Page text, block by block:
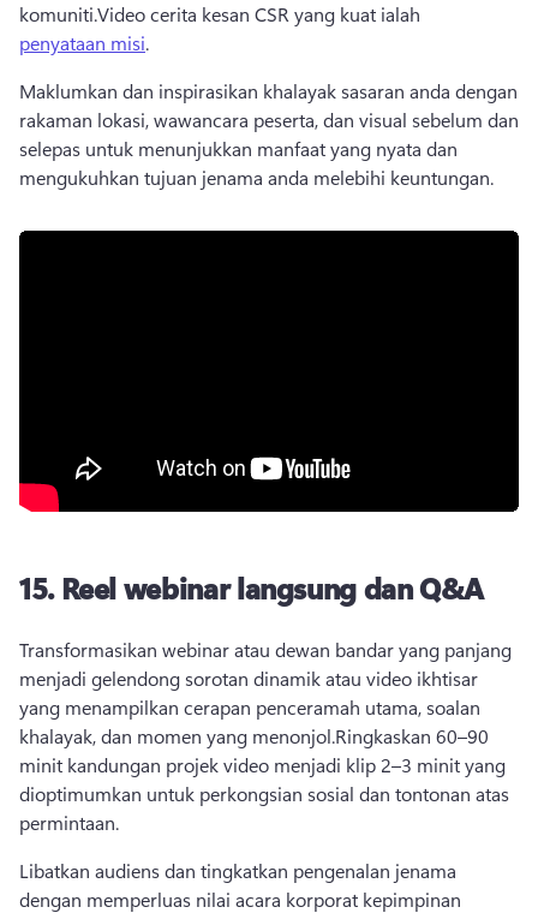
komuniti.Video cerita kesan CSR yang kuat ialah
penyataan misi.
Maklumkan dan inspirasikan khalayak sasaran anda dengan
rakaman lokasi, wawancara peserta, dan visual sebelum dan
selepas untuk menunjukkan manfaat yang nyata dan
mengukuhkan tujuan jenama anda melebihi keuntungan.
15.Reel webinar langsung dan Q&A
Transformasikan webinar atau dewan bandar yang panjang
menjadi gelendong sorotan dinamik atau video ikhtisar
yang menampilkan cerapan penceramah utama, soalan
khalayak, dan momen yang menonjol.Ringkaskan 60–90
minit kandungan projek video menjadi klip 2–3 minit yang
dioptimumkan untuk perkongsian sosial dan tontonan atas
permintaan.
Libatkan audiens dan tingkatkan pengenalan jenama
dengan memperluas nilai acara korporat kepimpinan